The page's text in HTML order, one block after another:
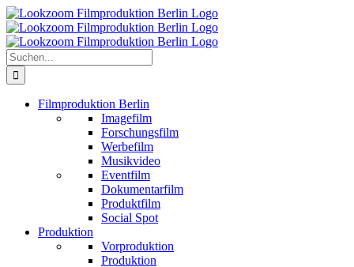
Zum
Inhalt
springen
Suche
nach:
Filmproduktion Berlin
Imagefilm
Forschungsfilm
Werbefilm
Musikvideo
Eventfilm
Dokumentarfilm
Produktfilm
Social Spot
Produktion
Vorproduktion
Produktion